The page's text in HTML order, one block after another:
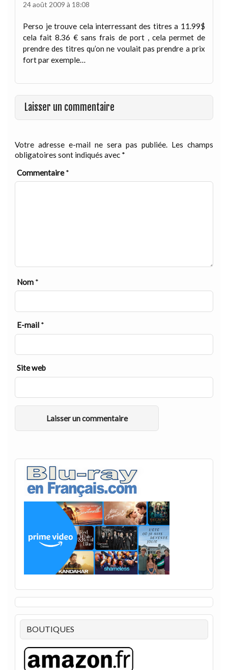
24 août 2009 à 18:08
Perso je trouve cela interressant des titres a 11.99$
cela fait 8.36 € sans frais de port , cela permet de
prendre des titres qu’on ne voulait pas prendre a prix
fort par exemple…
Laisser un commentaire
Votre adresse e-mail ne sera pas publiée. Les champs
obligatoires sont indiqués avec *
Commentaire*
Nom *
E-mail *
Site web
BOUTIQUES